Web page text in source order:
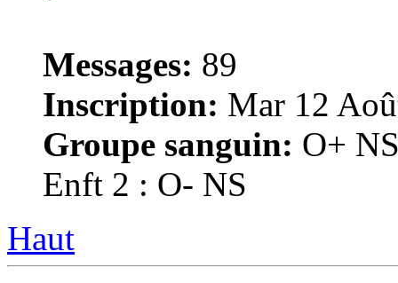
Messages: 89
Inscription: Mar 12
Groupe sanguin: O+
Enft 2 : O- NS
Haut